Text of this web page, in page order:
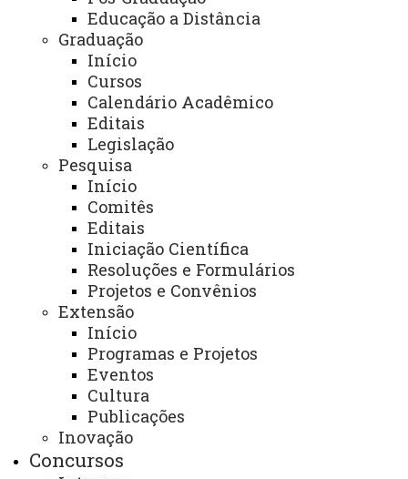
Educação a Distância
Graduação
Início
Cursos
Calendário Acadêmico
Editais
Legislação
Pesquisa
Início
Comitês
Editais
Iniciação Científica
Resoluções e Formulários
Projetos e Convênios
Extensão
Início
Programas e Projetos
Eventos
Cultura
Publicações
Inovação
Concursos
embasado nos métodos quantitativos, histórico e teoria
econômica para vencer os obstáculos que impedem o
desenvolvimento de uma sociedade mais equilibrada em
termos econômicos e com justiça social.
- Promover estudos sobre os fenômenos
socioeconômicos em suas manifestações regionais,
contribuindo para a solução de problemas locais,
regionais, nacionais e internacionais.
- Contribuir com desenvolvimento
socioeconômico ambiental pela formação de
profissionais capacitados em atender a demanda da
sociedade em que estiver inserido e aprimorá-la com o
conhecimento recebido pelo Programa de Mestrado em
Economia.
Descrição dos serviços oferecidos:
- O Programa de Pós-graduação em Economia